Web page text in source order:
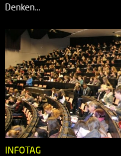
Denken…
INFOTAG